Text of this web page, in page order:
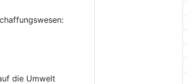
:
die Umwelt